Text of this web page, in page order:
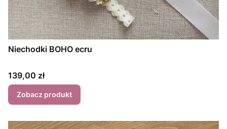
Niechodki BOHO ecru
Cena
139,00 zł
Zobacz produkt